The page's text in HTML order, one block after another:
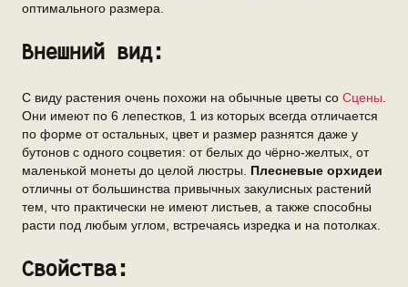
оптимального размера.
Внешний вид:
С виду растения очень похожи на обычные цветы со Сцены
Они имеют по 6 лепестков, 1 из которых всегда отличается
по форме от остальных, цвет и размер разнятся даже у
бутонов с одного соцветия: от белых до чёрно-желтых, от
маленькой монеты до целой люстры. Плесневые орхидеи
отличны от большинства привычных закулисных растений
тем, что практически не имеют листьев, а также способны
расти под любым углом, встречаясь изредка и на потолках.
Свойства: